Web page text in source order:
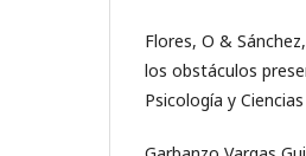
Flores, O &
los obstáculos
Psicología y